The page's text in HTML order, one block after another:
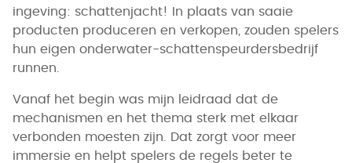
ingeving: schattenjacht! In plaats van saaie
producten produceren en verkopen, zouden spelers
hun eigen onderwater-schattenspeurdersbedrijf
runnen.
Vanaf het begin was mijn leidraad dat de
mechanismen en het thema sterk met elkaar
verbonden moesten zijn. Dat zorgt voor meer
immersie en helpt spelers de regels beter te